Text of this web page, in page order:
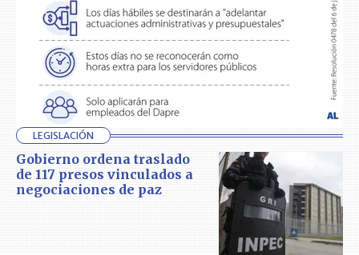
LEGISLACIÓN
Gobierno ordena traslado
de 117 presos vinculados a
negociaciones de paz